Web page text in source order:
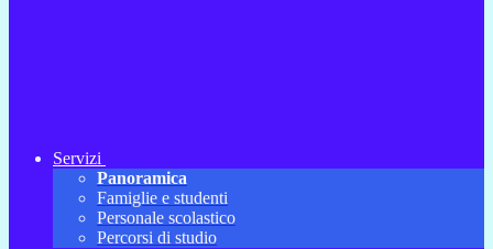
Servizi
Panoramica
Famiglie e studenti
Personale scolastico
Percorsi di studio